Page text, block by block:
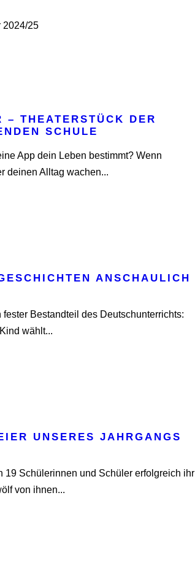
2024/25
– THEATERSTÜCK DER
SCHULE
App dein Leben bestimmt? Wenn
deinen Alltag wachen...
ANSCHAULICH
fester Bestandteil des Deutschunterrichts:
wählt...
UNSERES JAHRGANGS
19 Schülerinnen und Schüler erfolgreich ihr
von ihnen...